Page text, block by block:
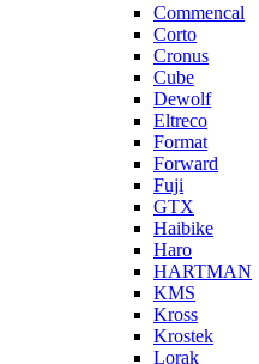
Commencal
Corto
Cronus
Cube
Dewolf
Eltreco
Format
Forward
Fuji
GTX
Haibike
Haro
HARTMAN
KMS
Kross
Krostek
Lorak